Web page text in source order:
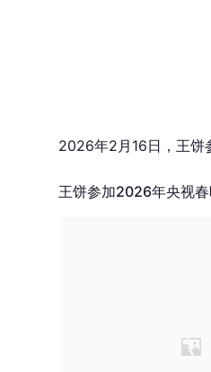
2026年2月16日，王饼
王饼参加2026年央视